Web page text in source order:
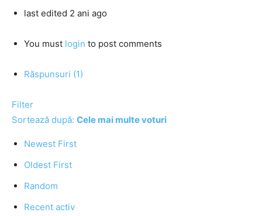
last edited 2 ani ago
You must login to post comments
Răspunsuri (1)
Filter
Sortează după: Cele mai multe voturi
Newest First
Oldest First
Random
Recent activ